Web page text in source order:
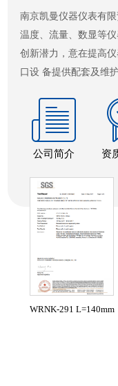
南京凯曼仪器仪表有
温度、流量、数显等
创新潜力，意在提高
口设 备提供配套及维护
公司简介 资
WRNK-291 L=140mm